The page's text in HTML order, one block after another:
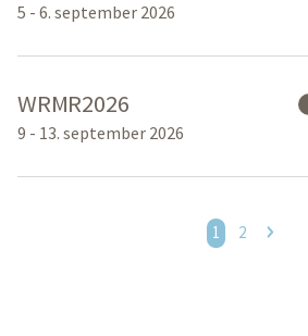
5 - 6. september 2026
WRMR2026
9 - 13. september 2026
1 2